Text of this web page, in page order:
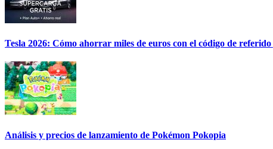
Tesla 2026: Cómo ahorrar miles de euros con el código de
Análisis y precios de lanzamiento de Pokémon Pokopia